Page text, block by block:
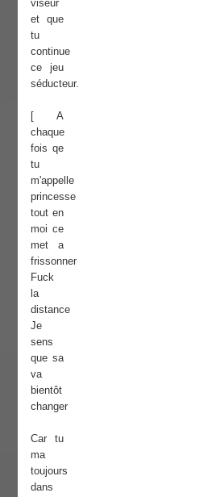
viseur
et que
tu
continue
ce jeu
séducteur.
[ A
chaque
fois qe
tu
m'appelle
princesse
tout en
moi ce
met a
frissonner
Fuck
la
distance
Je
sens
que sa
va
bientôt
changer
Car tu
ma
toujours
dans